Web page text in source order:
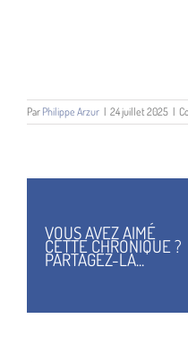
Par Philippe Arzur | 24 juillet 2025 |
VOUS AVEZ AIMÉ
CETTE CHRONIQUE ?
PARTAGEZ-LA...